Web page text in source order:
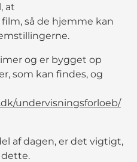
at
så de hjemme kan
og er bygget op
som kan findes, og
undervisningsforloeb/
af dagen, er det vigtigt,